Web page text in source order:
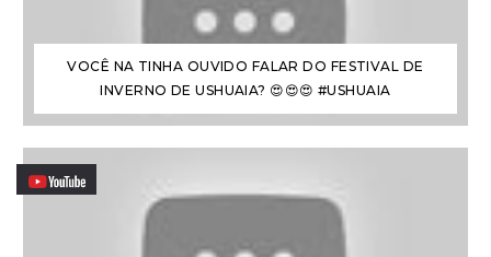
VOCÊ NA TINHA OUVIDO FALAR DO FESTIVAL DE
INVERNO DE USHUAIA? 😍😍😍 #USHUAIA